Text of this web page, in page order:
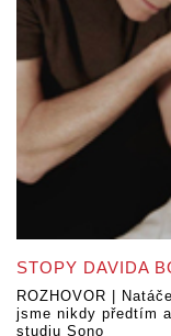
STOPY DAVIDA
ROZHOVOR |
jsme nikdy předtím
studiu Sono